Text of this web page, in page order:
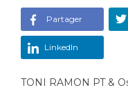
Partager
LinkedIn
TONI RAMON PT &
Tapis de course
Analyse
Les packs kiné